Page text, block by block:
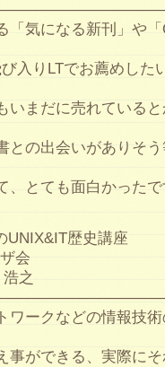
「気になる新刊」や「
入りLTでお薦めした
いまだに売れている
との出会いがありそ
、とても面白かった
UNIX&IT歴史講座
会
之
ワークなどの情報技
事ができる、実際に